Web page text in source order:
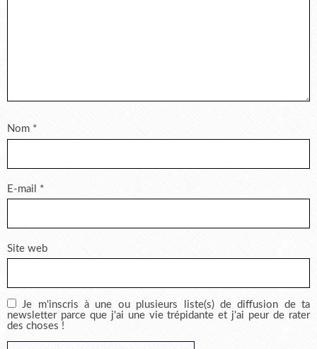
Nom *
E-mail *
Site web
Je m'inscris à une ou plusieurs liste(s) de diffusion de ta
newsletter parce que j'ai une vie trépidante et j'ai peur de rater
des choses !